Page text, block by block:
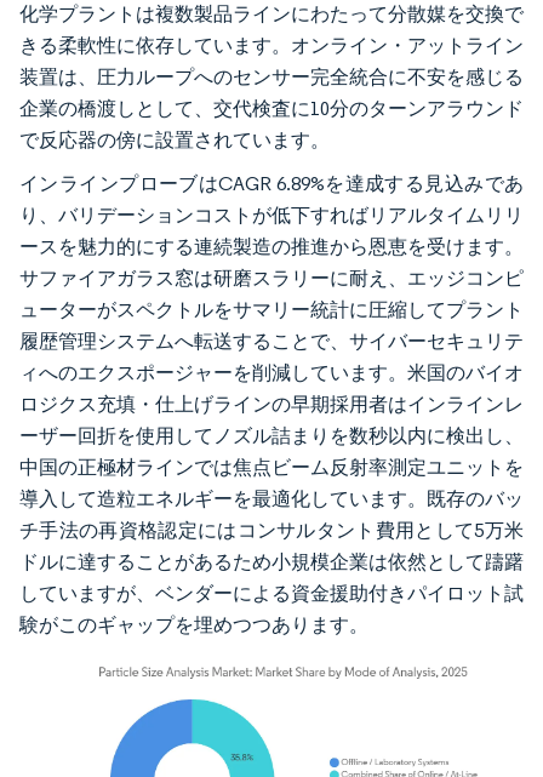
化学プラントは複数製品ラインにわたって分散媒を交換で
きる柔軟性に依存しています。オンライン・アットライン
装置は、圧力ループへのセンサー完全統合に不安を感じる
企業の橋渡しとして、交代検査に10分のターンアラウンド
で反応器の傍に設置されています。
インラインプローブはCAGR 6.89%を達成する見込みであ
り、バリデーションコストが低下すればリアルタイムリリ
ースを魅力的にする連続製造の推進から恩恵を受けます。
サファイアガラス窓は研磨スラリーに耐え、エッジコンピ
ューターがスペクトルをサマリー統計に圧縮してプラント
履歴管理システムへ転送することで、サイバーセキュリテ
ィへのエクスポージャーを削減しています。米国のバイオ
ロジクス充填・仕上げラインの早期採用者はインラインレ
ーザー回折を使用してノズル詰まりを数秒以内に検出し、
中国の正極材ラインでは焦点ビーム反射率測定ユニットを
導入して造粒エネルギーを最適化しています。既存のバッ
チ手法の再資格認定にはコンサルタント費用として5万米
ドルに達することがあるため小規模企業は依然として躊躇
していますが、ベンダーによる資金援助付きパイロット試
験がこのギャップを埋めつつあります。